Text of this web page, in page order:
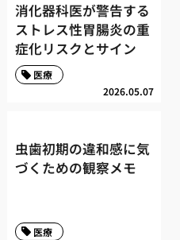
消化器科医が警告する
ストレス性胃腸炎の重
症化リスクとサイン
2026.05.07
医療
虫歯初期の違和感に気
づくための観察メモ
医療